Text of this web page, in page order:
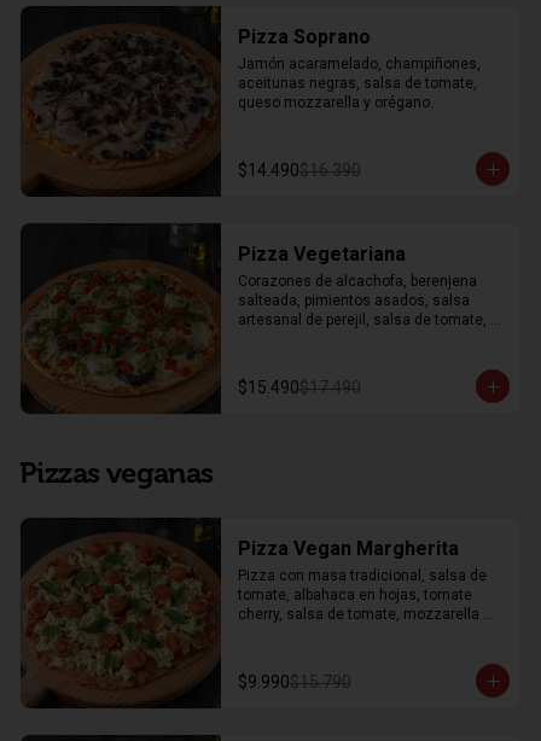
Pizza Soprano
Jamón acaramelado, champiñones,
aceitunas negras, salsa de tomate,
queso mozzarella y orégano.
$14.490$16.390
Pizza Vegetariana
Corazones de alcachofa, berenjena
salteada, pimientos asados, salsa
artesanal de perejil, salsa de tomate,
$15.490$17.490
Pizzas veganas
Pizza Vegan Margherita
Pizza con masa tradicional, salsa de
tomate, albahaca en hojas, tomate
cherry, salsa de tomate, mozzarella
$9.990$15.790